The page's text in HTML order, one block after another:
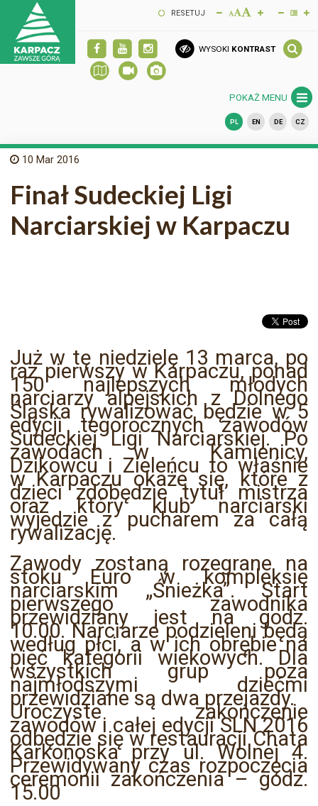
RESETUJ
WYSOKI KONTRAST
POKAŻ MENU
PL EN DE CZ
10 Mar 2016
Finał Sudeckiej Ligi
Narciarskiej w Karpaczu
Już w tę niedzielę 13 marca, po
raz pierwszy w Karpaczu, ponad
150 najlepszych młodych
narciarzy alpejskich z Dolnego
Śląska rywalizować będzie w 5
edycji tegorocznych zawodów
Sudeckiej Ligi Narciarskiej. Po
zawodach w Kamienicy,
Dzikowcu i Zieleńcu to właśnie
w Karpaczu okaże się, które z
dzieci zdobędzie tytuł mistrza
oraz który klub narciarski
wyjedzie z pucharem za całą
rywalizację.
Zawody zostaną rozegrane na
stoku Euro w kompleksie
narciarskim „Śnieżka”. Start
pierwszego zawodnika
przewidziany jest na godz.
10.00. Narciarze podzieleni będą
według płci, a w ich obrębie na
pięć kategorii wiekowych. Dla
wszystkich grup poza
najmłodszymi dziećmi
przewidziane są dwa przejazdy.
Uroczyste zakończenie
zawodów i całej edycji SLN 2016
odbędzie się w restauracji Chata
Karkonoska przy ul. Wolnej 4.
Przewidywany czas rozpoczęcia
ceremonii zakończenia – godz.
15.00